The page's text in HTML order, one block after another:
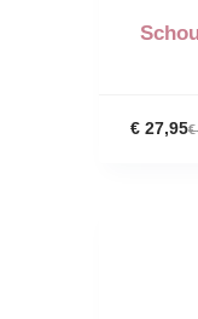
€
€ 27,95